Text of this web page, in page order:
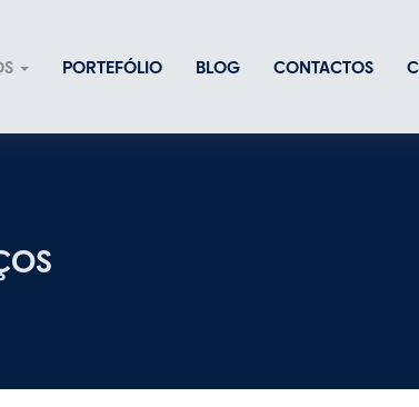
PORTEFÓLIO BLOG CONTACTOS